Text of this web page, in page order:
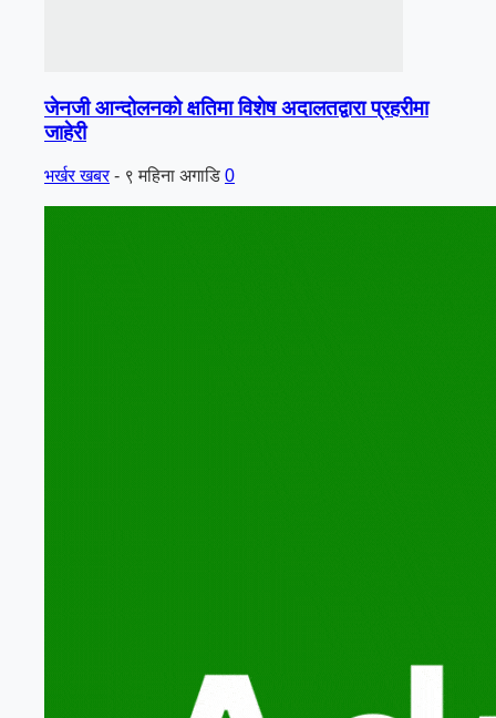
जेनजी आन्दोलनको क्षतिमा विशेष अदालतद्वारा प्रहरीमा
जाहेरी
भर्खर खबर - ९ महिना अगाडि 0